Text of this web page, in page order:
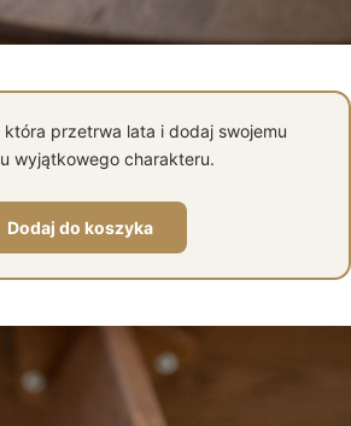
przetrwa lata i dodaj swojemu
wyjątkowego charakteru.
Dodaj do koszyka